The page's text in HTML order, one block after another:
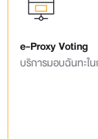
e-Proxy Voting
บริการมอบฉันทะใ